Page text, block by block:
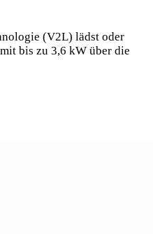
(V2L) lädst oder
bis zu 3,6 kW über die